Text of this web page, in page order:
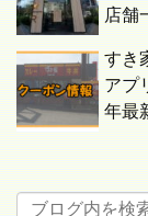
店舗
すき
アプ
年最